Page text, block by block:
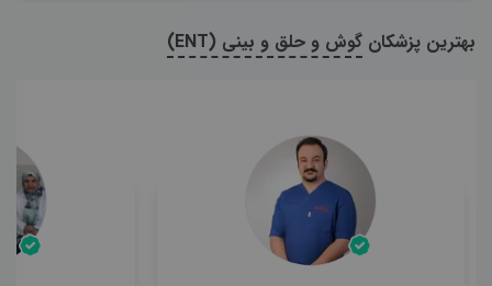
بهترین پزشکان گوش و حلق و بینی (ENT)